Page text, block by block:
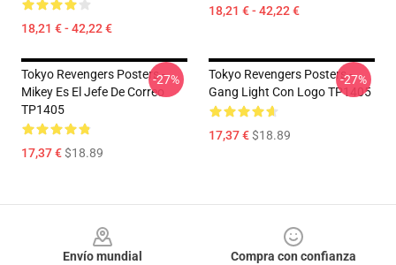
18,21 € - 42,22 €
18,21 € - 42,22 €
Tokyo Revengers Posters -
Mikey Es El Jefe De Correo
TP1405
17,37 €$18.89
-27%
Tokyo Revengers Posters -
Gang Light Con Logo TP1405
17,37 €$18.89
-27%
Envío mundial
Compra con confianza